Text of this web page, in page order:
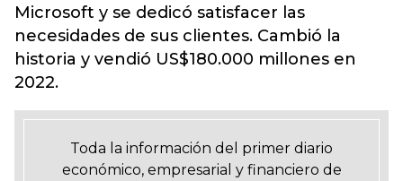
Microsoft y se dedicó satisfacer las
necesidades de sus clientes. Cambió la
historia y vendió US$180.000 millones en
2022.
Toda la información del primer diario
económico, empresarial y financiero de